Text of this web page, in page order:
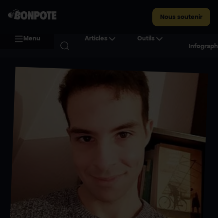
Nous soutenir
Menu Articles
Outils